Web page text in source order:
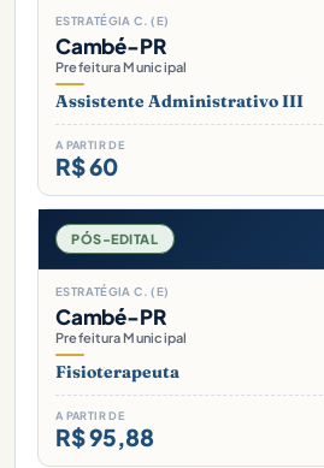
ESTRATÉGIA C. (E)
Cambé-PR
Prefeitura Municipal
Assistente Administrativo III
A PARTIR DE
R$ 60
PÓS-EDITAL
ESTRATÉGIA C. (E)
Cambé-PR
Prefeitura Municipal
Fisioterapeuta
A PARTIR DE
R$ 95,88